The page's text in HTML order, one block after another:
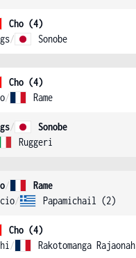
Cho (4)
/ Sonobe
Cho (4)
/ Rame
/
Sonobe
Ruggeri
/
Rame
/ Papamichail (2)
Cho (4)
/ Rakotomanga Rajaonah